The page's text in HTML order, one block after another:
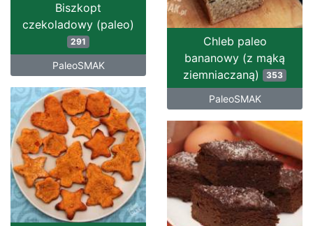
Biszkopt
czekoladowy (paleo)
291
PaleoSMAK
Chleb paleo
bananowy (z mąką
ziemniaczaną) 353
PaleoSMAK